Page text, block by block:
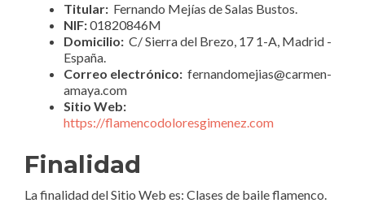
Titular: Fernando Mejías de Salas Bustos.
NIF:01820846M
Domicilio: C/ Sierra del Brezo, 17 1-A, Madrid -
España.
Correo electrónico: fernandomejias@carmen-
amaya.com
Sitio Web:
https://flamencodoloresgimenez.com
Finalidad
La finalidad del Sitio Web es: Clases de baile flamenco.